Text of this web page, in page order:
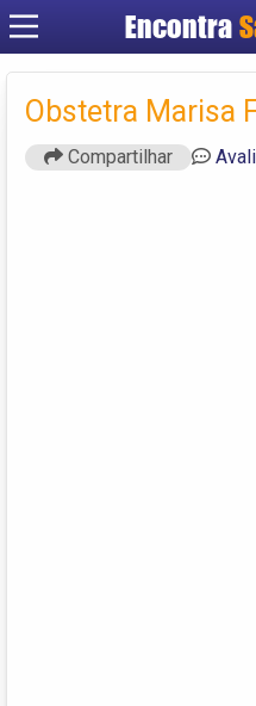
Encontra
Obstetra Marisa
Compartilhar